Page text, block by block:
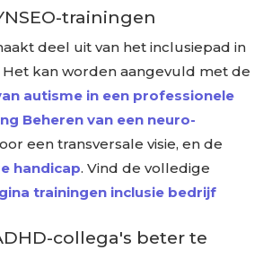
trainingen
deel uit van het inclusiepad in
Het kan worden aangevuld met de
autisme in een professionele
Beheren van een neuro-
een transversale visie, en de
handicap. Vind de volledige
trainingen inclusie bedrijf
collega's beter te